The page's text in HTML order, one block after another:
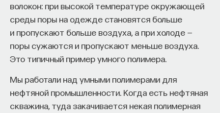
волокон: при высокой температуре окружающей
среды поры на одежде становятся больше
и пропускают больше воздуха, а при холоде —
поры сужаются и пропускают меньше воздуха.
Это типичный пример умного полимера.
Мы работали над умными полимерами для
нефтяной промышленности. Когда есть нефтяная
скважина, туда закачивается некая полимерная
Внеси свой вклад в дело
просвещения!
ПОДДЕРЖАТЬ ПОСТНАУКУ
Есть и другой способ не дать экзогенному
вирусу поселиться в зараженном организме:
эндогенные вирусы в геноме могут «забивать»
вакантные места на клеточных рецепторах
своими белками, благодаря чему другой вирус
и проникнуть в нее.
Помимо этого, наличие эндогенных ретровирусов